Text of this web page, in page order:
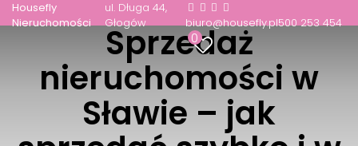
Housefly
Nieruchomości
ul. Długa 44
Głogów
biuro@housefly.pl500 253 454
0
Sprzedaż
nieruchomości w
Sławie – jak